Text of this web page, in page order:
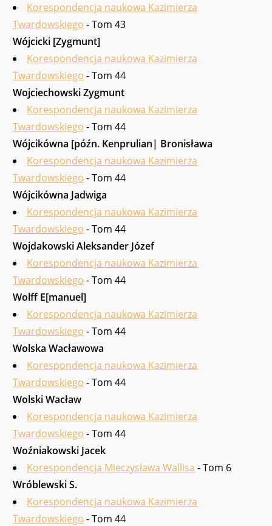
Korespondencja naukowa Kazimierza
Twardowskiego - Tom 43
Wój­cicki [Zygmunt]
Korespondencja naukowa Kazimierza
Twardowskiego - Tom 44
Wojciechowski Zygmunt
Korespondencja naukowa Kazimierza
Twardowskiego - Tom 44
Wójcikówna [późn. Kenprulian| Bronisława
Korespondencja naukowa Kazimierza
Twardowskiego - Tom 44
Wójcikówna Jadwiga
Korespondencja naukowa Kazimierza
Twardowskiego - Tom 44
Wojdakowski Aleksander Józef
Korespondencja naukowa Kazimierza
Twardowskiego - Tom 44
Wolff E[manuel]
Korespondencja naukowa Kazimierza
Twardowskiego - Tom 44
Wolska Wacławowa
Korespondencja naukowa Kazimierza
Twardowskiego - Tom 44
Wolski Wacław
Korespondencja naukowa Kazimierza
Twardowskiego - Tom 44
Woźniakowski Jacek
Korespondencja Mieczysława Wallisa - Tom 6
Wróblewski S.
Korespondencja naukowa Kazimierza
Twardowskiego - Tom 44